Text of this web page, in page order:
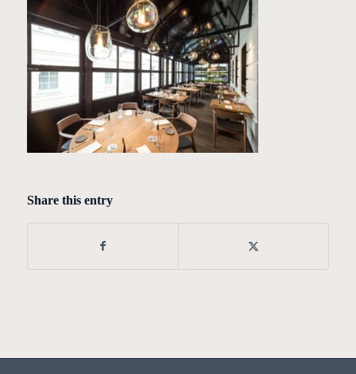
Share this entry